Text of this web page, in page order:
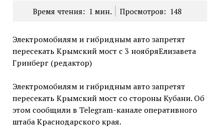
Время чтения: 1 мин. Просмотров: 148
Электромобилям и гибридным авто запретят
пересекать Крымский мост с 3 ноябряЕлизавета
Гринберг (редактор)
Электромобилям и гибридным авто запретят
пересекать Крымский мост со стороны Кубани. Об
этом сообщили в Telegram-канале оперативного
штаба Краснодарского края.